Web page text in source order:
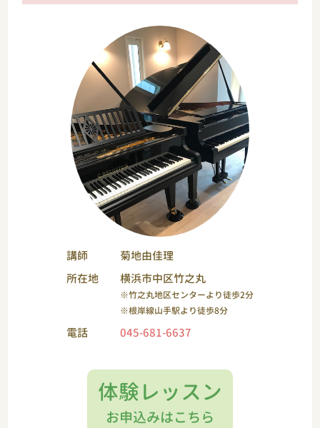
講師
菊地由佳理
所在地
横浜市中区竹之丸
※竹之丸地区センターより徒歩2分
※根岸線山手駅より徒歩8分
電話 045-681-6637
体験レッスン
お申込みはこちら